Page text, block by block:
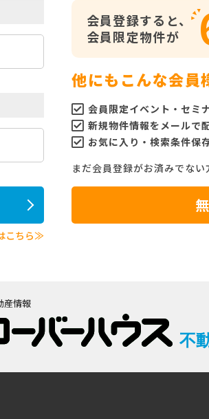
こちら≫
会員登録すると、
会員限定物件が
他にもこんな会員
会員限定イベント・セミ
新規物件情報をメールで
お気に入り・検索条件保
まだ会員登録がお済みでない
産情報
不